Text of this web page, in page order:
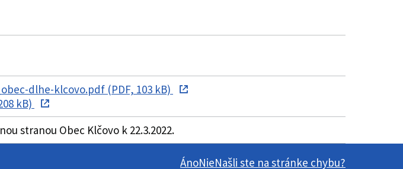
dlhe-klcovo.pdf (PDF, 103 kB)
kB)
stranou Obec Klčovo k 22.3.2022.
ÁnoNieNašli ste na stránke chybu?